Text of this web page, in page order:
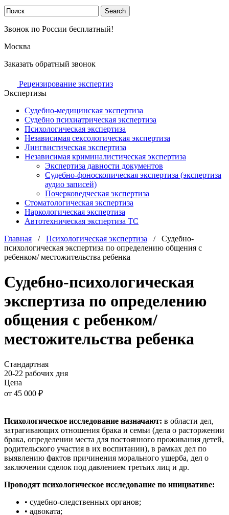
Звонок по России бесплатный!
Москва
Заказать обратный звонок
Рецензирование экспертиз
Экспертизы
Судебно-медицинская экспертиза
Судебно психиатрическая экспертиза
Психологическая экспертиза
Независимая сексологическая экспертиза
Лингвистическая экспертиза
Независимая криминалистическая экспертиза
Экспертиза давности документов
Судебно-фоноскопическая экспертиза (экспертиза
аудио записей)
Почерковедческая экспертиза
Стоматологическая экспертиза
Наркологическая экспертиза
Автотехническая экспертиза ТС
Главная
/ Психологическая экспертиза /
Судебно-
психологическая экспертиза по определению общения с
ребенком/ местожительства ребенка
Судебно-психологическая
экспертиза по определению
общения с ребенком/
местожительства ребенка
Стандартная
20-22 рабочих дня
Цена
от 45 000 ₽
Психологическое исследование назначают: в области дел,
затрагивающих отношения брака и семьи (дела о расторжении
брака, определении места для постоянного проживания детей,
родительского участия в их воспитании), в рамках дел по
выявлению фактов причинения морального ущерба, дел о
заключении сделок под давлением третьих лиц и др.
Проводят психологическое исследование по инициативе:
• судебно-следственных органов;
• адвоката;